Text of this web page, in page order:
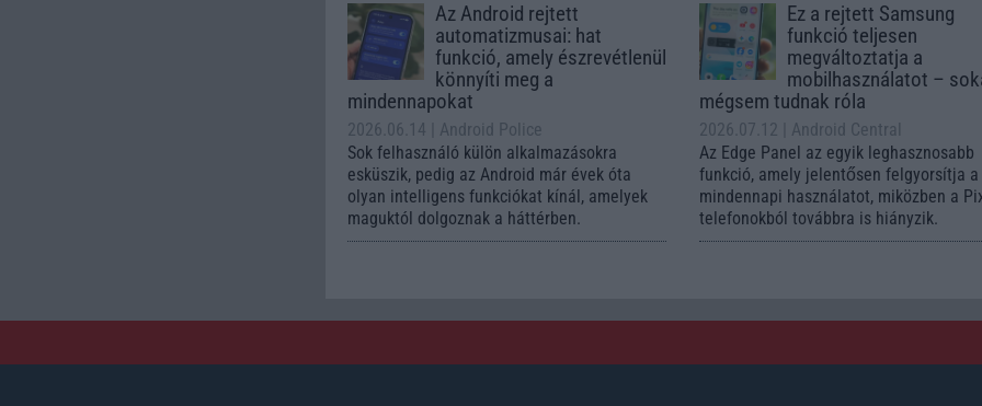
Az Android rejtett
automatizmusai: hat
funkció, amely észrevétlenül
könnyíti meg a
mindennapokat
2026.06.14
| Android Police
Sok felhasználó külön alkalmazásokra
esküszik, pedig az Android már évek óta
olyan intelligens funkciókat kínál, amelyek
maguktól dolgoznak a háttérben.
Ez a rejtett Samsung
funkció teljesen
megváltoztatja a
mobilhasználatot –
mégsem tudnak róla
2026.07.12
| Android Central
Az Edge Panel az egyik leghasznosabb
funkció, amely jelentősen felgyorsítja a
mindennapi használatot, miközben a
telefonokból továbbra is hiányzik.